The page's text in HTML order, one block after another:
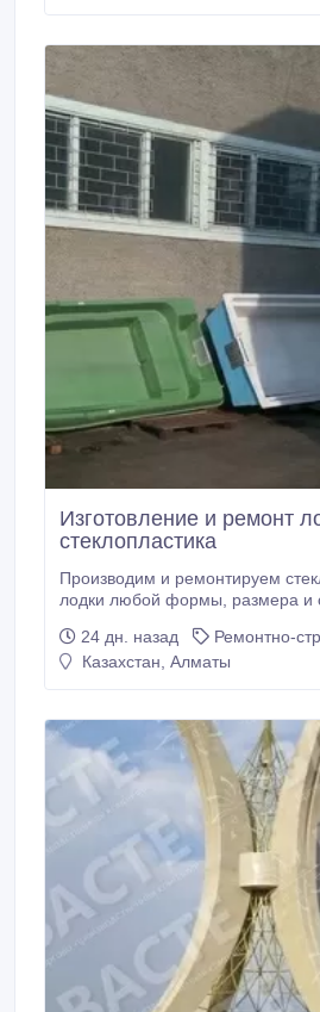
окружающей среды.
Изготовление и ремонт
стеклопластика
Производим и ремонтируем
лодки любой формы,
24 дн. назад
Ремонтно-
Казахстан, Алматы